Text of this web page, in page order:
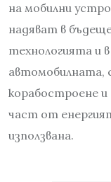
на мобилни
надяват в
технологията и
автомобилната,
корабостроене и
част от
използвана.